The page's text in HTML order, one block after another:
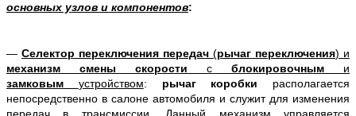
основных узлов и компонентов:
— Селектор переключения передач (рычаг переключения) и
механизм смены скорости с блокировочным и
замковым устройством: рычаг коробки располагается
непосредственно в салоне автомобиля и служит для изменения